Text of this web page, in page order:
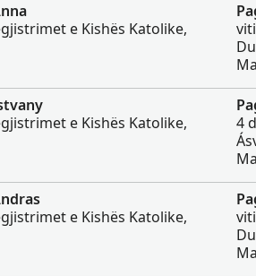
e Kishës Katolike,
e Kishës Katolike,
4
e Kishës Katolike,